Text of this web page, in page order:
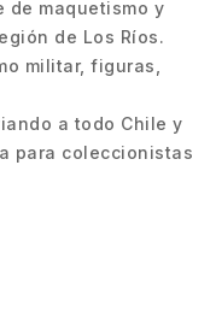
de maquetismo y
de Los Ríos.
militar, figuras,
a todo Chile y
para coleccionistas